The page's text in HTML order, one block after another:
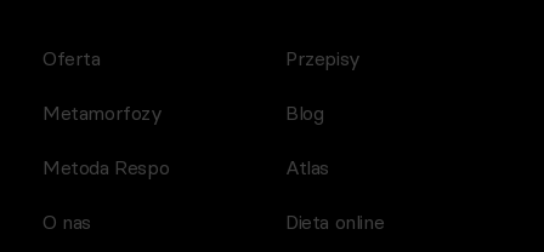
Oferta
Metamorfozy
Metoda Respo
O nas
Przepisy
Blog
Atlas
Dieta online